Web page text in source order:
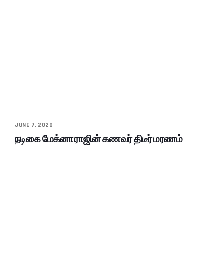
JUNE 7, 2020
நடிகை மேக்னா ராஜின் கணவர் திடீர் மரணம்